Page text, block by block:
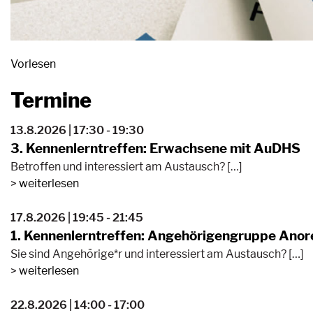
Vorlesen
Termine
13.8.2026 | 17:30 - 19:30
3. Kennenlerntreffen: Erwachsene mit AuDHS
Betroffen und interessiert am Austausch? […]
weiterlesen
17.8.2026 | 19:45 - 21:45
1. Kennenlerntreffen: Angehörigengruppe
Sie sind Angehörige*r und interessiert am Austausch? […]
weiterlesen
22.8.2026 | 14:00 - 17:00